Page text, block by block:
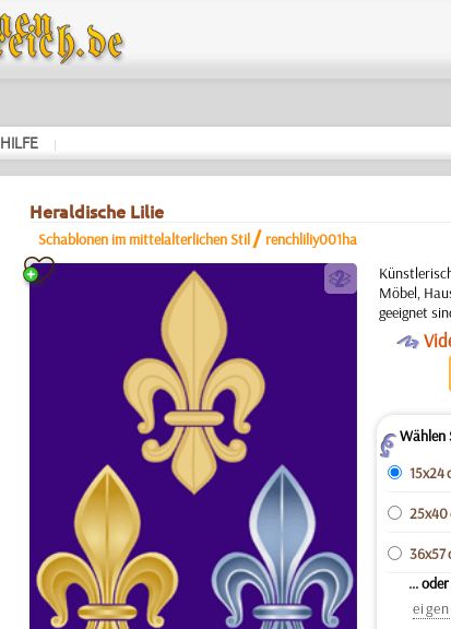
HILFE |
Heraldische Lilie
Schablonen im mittelalterlichen Stil / renchliliy001ha
b
Möbel,
geeignet
O
ZWählen
15x24
25x40
36x57
...